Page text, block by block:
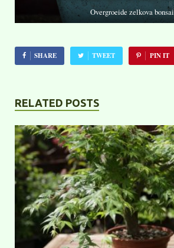
Overgroeide zelkova bonsai
SHARE TWEET PIN IT
RELATED POSTS